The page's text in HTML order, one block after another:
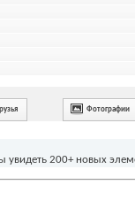
Фотографии
увидеть 200+ новых